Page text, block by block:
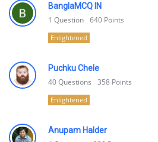
BanglaMCQ IN
1 Question 640 Points
Enlightened
Puchku Chele
40Questions 358 Points
Enlightened
Anupam Halder